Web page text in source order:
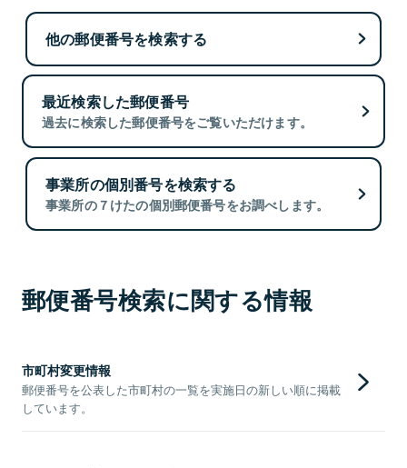
他の郵便番号を検索する
最近検索した郵便番号
過去に検索した郵便番号をご覧いただけます。
事業所の個別番号を検索する
事業所の７けたの個別郵便番号をお調べします。
郵便番号検索に関する情報
市町村変更情報
郵便番号を公表した市町村の一覧を実施日の新しい順に掲載
しています。